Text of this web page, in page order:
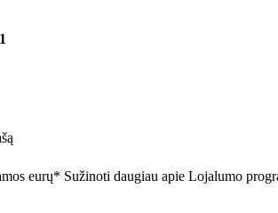
eurų* Sužinoti daugiau apie Lojalumo